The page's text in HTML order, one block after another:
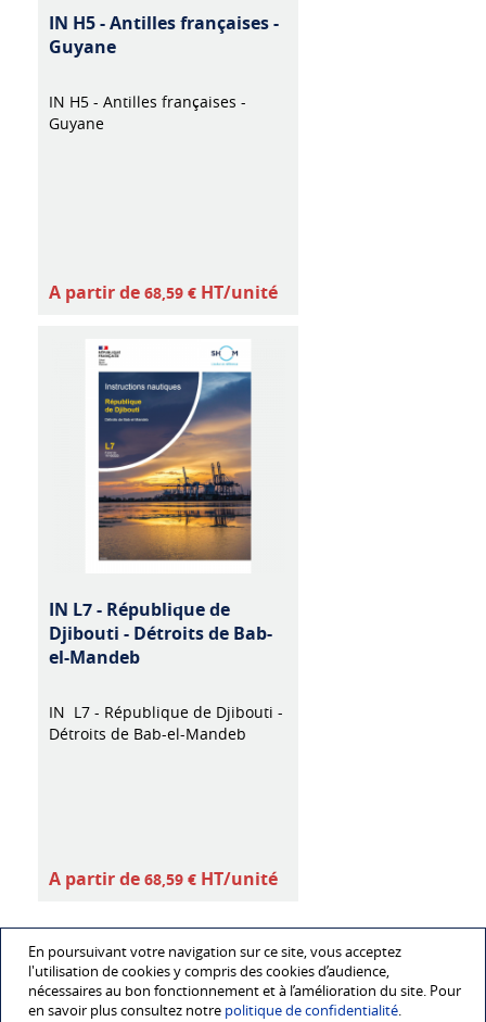
IN H5 - Antilles françaises -
Guyane
IN H5 - Antilles françaises -
Guyane
A partir de 68,59 € HT/unité
IN L7 - République de
Djibouti - Détroits de Bab-
el-Mandeb
IN L7 - République de Djibouti -
Détroits de Bab-el-Mandeb
A partir de 68,59 € HT/unité
Mentions légales Données personnelles CGV Catalogues
En poursuivant votre navigation sur ce site, vous acceptez
l'utilisation de cookies y compris des cookies d’audience,
nécessaires au bon fonctionnement et à l’amélioration du site. Pour
en savoir plus consultez notre politique de confidentialité.